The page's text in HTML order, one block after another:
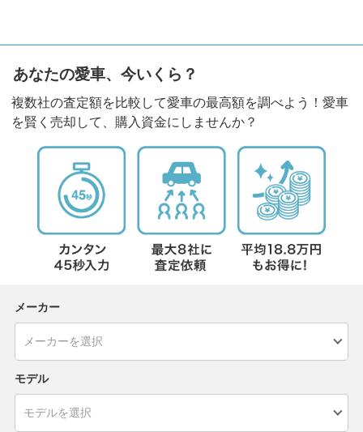
あなたの愛車、今いくら？
複数社の査定額を比較して愛車の最高額を調べよう！愛車
を賢く売却して、購入資金にしませんか？
メーカー
モデル